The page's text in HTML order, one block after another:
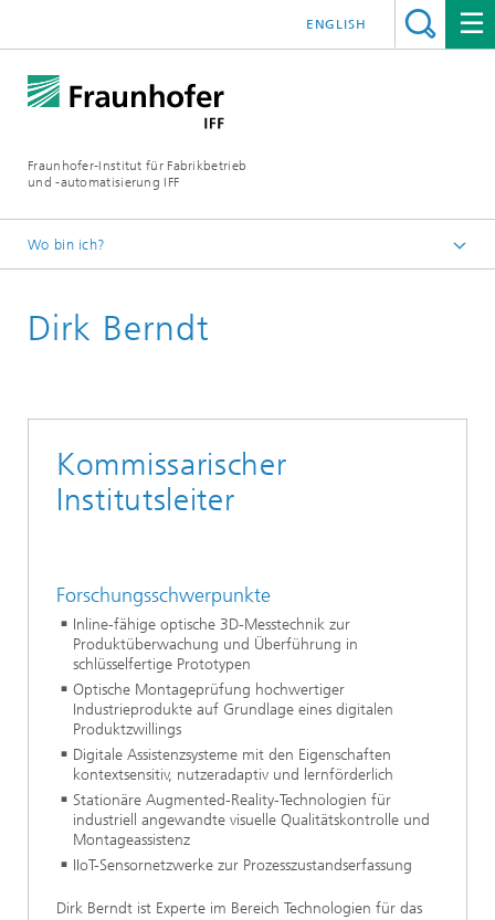
Fraunhofer-Institut für Fabrikbetrieb
und -automatisierung IFF
ENGLISH
Wo bin ich?
Über uns
Dirk Berndt
Kommissarischer
Institutsleiter
Forschungsschwerpunkte
Inline-fähige optische 3D-Messtechnik zur
Produktüberwachung und Überführung in
schlüsselfertige Prototypen
Optische Montageprüfung hochwertiger
Industrieprodukte auf Grundlage eines digitalen
Produktzwillings
Digitale Assistenzsysteme mit den Eigenschaften
kontextsensitiv, nutzeradaptiv und lernförderlich
Stationäre Augmented-Reality-Technologien für
industriell angewandte visuelle Qualitätskontrolle und
Montageassistenz
IIoT-Sensornetzwerke zur Prozesszustandserfassung
Dirk Berndt ist Experte im Bereich Technologien für das